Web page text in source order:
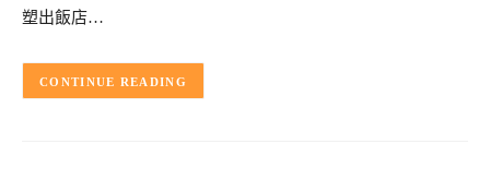
塑出飯店…
CONTINUE READING